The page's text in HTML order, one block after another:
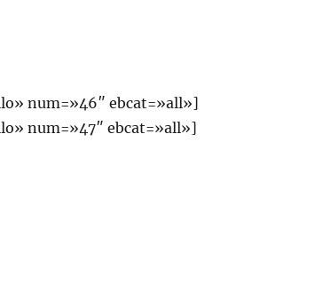
num=»46″ ebcat=»all»]
num=»47″ ebcat=»all»]